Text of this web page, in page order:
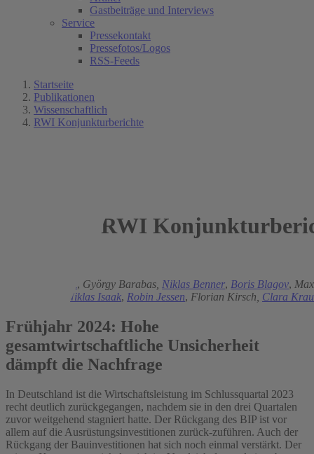
Gastbeiträge und Interviews
Service
Pressekontakt
Pressefotos/Logos
RSS-Feeds
Startseite
Publikationen
Wissenschaftlich
RWI Konjunkturberichte
RWI
, György Barabas, Niklas Benner, Boris Blagov,
Niklas Isaak, Robin Jessen, Florian Kirsch, Clara
Frühjahr 2024: Hohe
gesamtwirtschaftliche Unsicherheit
dämpft die Nachfrage
In Deutschland ist die Wirtschaftsleistung im Schlussquartal 2023
recht deutlich zurückgegangen, nachdem sie in den drei Quartalen
zuvor weitgehend stagniert hatte. Der Rückgang des BIP ist vor
allem auf die Ausrüstungsinvestitionen zurück-zuführen. Auch der
Rückgang der Bauinvestitionen hat sich noch einmal verstärkt. Der